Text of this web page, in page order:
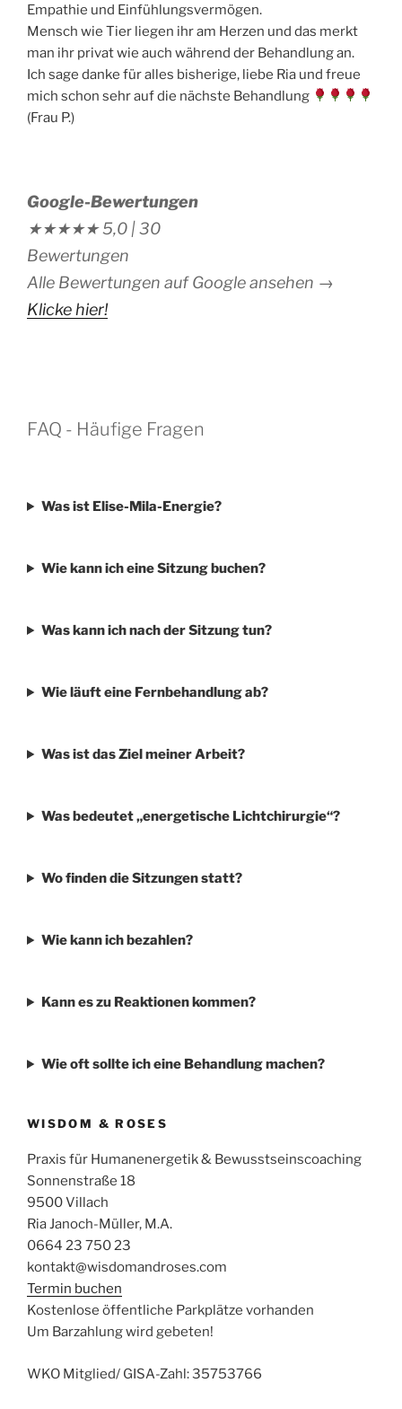
Empathie und Einfühlungsvermögen.
Mensch wie Tier liegen ihr am Herzen und das merkt
man ihr privat wie auch während der Behandlung an.
Ich sage danke für alles bisherige, liebe Ria und freue
mich schon sehr auf die nächste Behandlung
(Frau P.)
Google-Bewertungen
★★★★★5,0 |30
Bewertungen
Alle Bewertungen auf Google ansehen →
Klicke hier!
FAQ - Häufige Fragen
Was ist Elise-Mila-Energie?
Wie kann ich eine Sitzung buchen?
Was kann ich nach der Sitzung tun?
Wie läuft eine Fernbehandlung ab?
Was ist das Ziel meiner Arbeit?
Was bedeutet „energetische Lichtchirurgie“?
Wo finden die Sitzungen statt?
Wie kann ich bezahlen?
Kann es zu Reaktionen kommen?
Wie oft sollte ich eine Behandlung machen?
WISDOM & ROSES
Praxis für Humanenergetik & Bewusstseinscoaching
Sonnenstraße 18
9500 Villach
Ria Janoch-Müller, M.A.
0664 23 750 23
kontakt@wisdomandroses.com
Termin buchen
Kostenlose öffentliche Parkplätze vorhanden
Um Barzahlung wird gebeten!
WKO Mitglied/ GISA-Zahl: 35753766